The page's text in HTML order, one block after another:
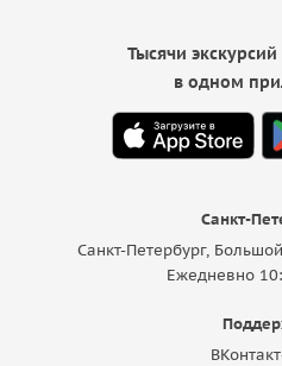
Санкт-
Санкт-Петербург,
Ежедневно
Тысячи
в одном